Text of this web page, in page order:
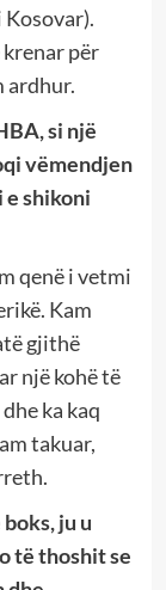
për
ardhur.
si një
vëmendjen
shikoni
qenë i vetmi
Kam
gjithë
një kohë të
ka kaq
takuar,
ju u
të thoshit se